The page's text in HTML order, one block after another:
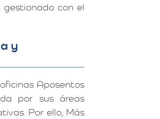
con el
y
Aposentos
por sus áreas
Por ello, Más